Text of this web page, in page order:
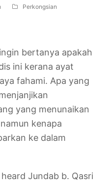
Perkongsian
bertanya apakah
ini kerana ayat
fahami. Apa yang
yang menunaikan
kenapa
ke dalam
Jundab b. Qasri